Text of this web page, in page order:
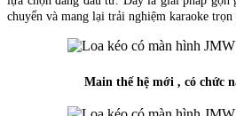
chuyển và mang lại trải nghiệm karaoke trọn
Main thế hệ mới , có chức